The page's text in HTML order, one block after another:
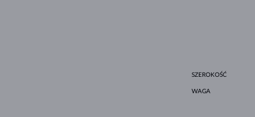
SZEROKOŚĆ
WAGA